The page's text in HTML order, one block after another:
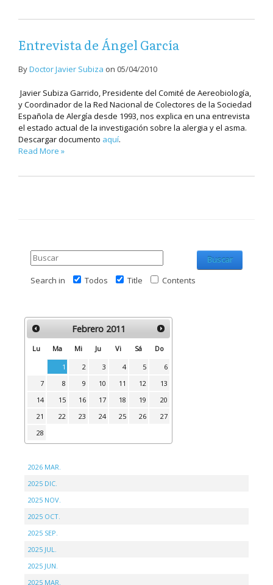
Entrevista de Ángel García
ByDoctor Javier Subiza on 05/04/2010
Javier Subiza Garrido, Presidente del Comité de Aereobiología,
y Coordinador de la Red Nacional de Colectores de la Sociedad
Española de Alergía desde 1993, nos explica en una entrevista
el estado actual de la investigación sobre la alergia y el asma.
Descargar documento aquí.
Read More »
Buscar
Search in
Todos Title Contents
Febrero 2011
Lu Ma Mi Ju Vi Sá Do
1 2 3 4 5
6
7
8 9 10 11 12
13
14
15 16 17 18 19
20
21
22 23 24 25 26
27
28
2026 MAR.
2025 DIC.
2025 NOV.
2025 OCT.
2025 SEP.
2025 JUL.
2025 JUN.
2025 MAR.